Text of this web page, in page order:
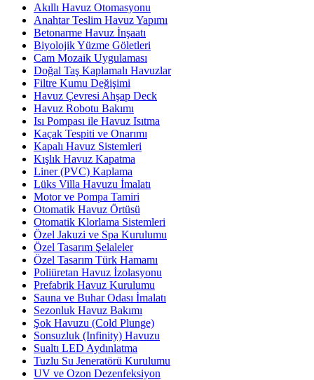
Akıllı Havuz Otomasyonu
Anahtar Teslim Havuz Yapımı
Betonarme Havuz İnşaatı
Biyolojik Yüzme Göletleri
Cam Mozaik Uygulaması
Doğal Taş Kaplamalı Havuzlar
Filtre Kumu Değişimi
Havuz Çevresi Ahşap Deck
Havuz Robotu Bakımı
Isı Pompası ile Havuz Isıtma
Kaçak Tespiti ve Onarımı
Kapalı Havuz Sistemleri
Kışlık Havuz Kapatma
Liner (PVC) Kaplama
Lüks Villa Havuzu İmalatı
Motor ve Pompa Tamiri
Otomatik Havuz Örtüsü
Otomatik Klorlama Sistemleri
Özel Jakuzi ve Spa Kurulumu
Özel Tasarım Şelaleler
Özel Tasarım Türk Hamamı
Poliüretan Havuz İzolasyonu
Prefabrik Havuz Kurulumu
Sauna ve Buhar Odası İmalatı
Sezonluk Havuz Bakımı
Şok Havuzu (Cold Plunge)
Sonsuzluk (Infinity) Havuzu
Sualtı LED Aydınlatma
Tuzlu Su Jeneratörü Kurulumu
UV ve Ozon Dezenfeksiyon